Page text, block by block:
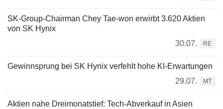
SK-Group-Chairman Chey Tae-won erwirbt 3.620 Aktien
von SK Hynix
30.07.
RE
Gewinnsprung bei SK Hynix verfehlt hohe KI-Erwartungen
29.07.
MT
Aktien nahe Dreimonatstief: Tech-Abverkauf in Asien